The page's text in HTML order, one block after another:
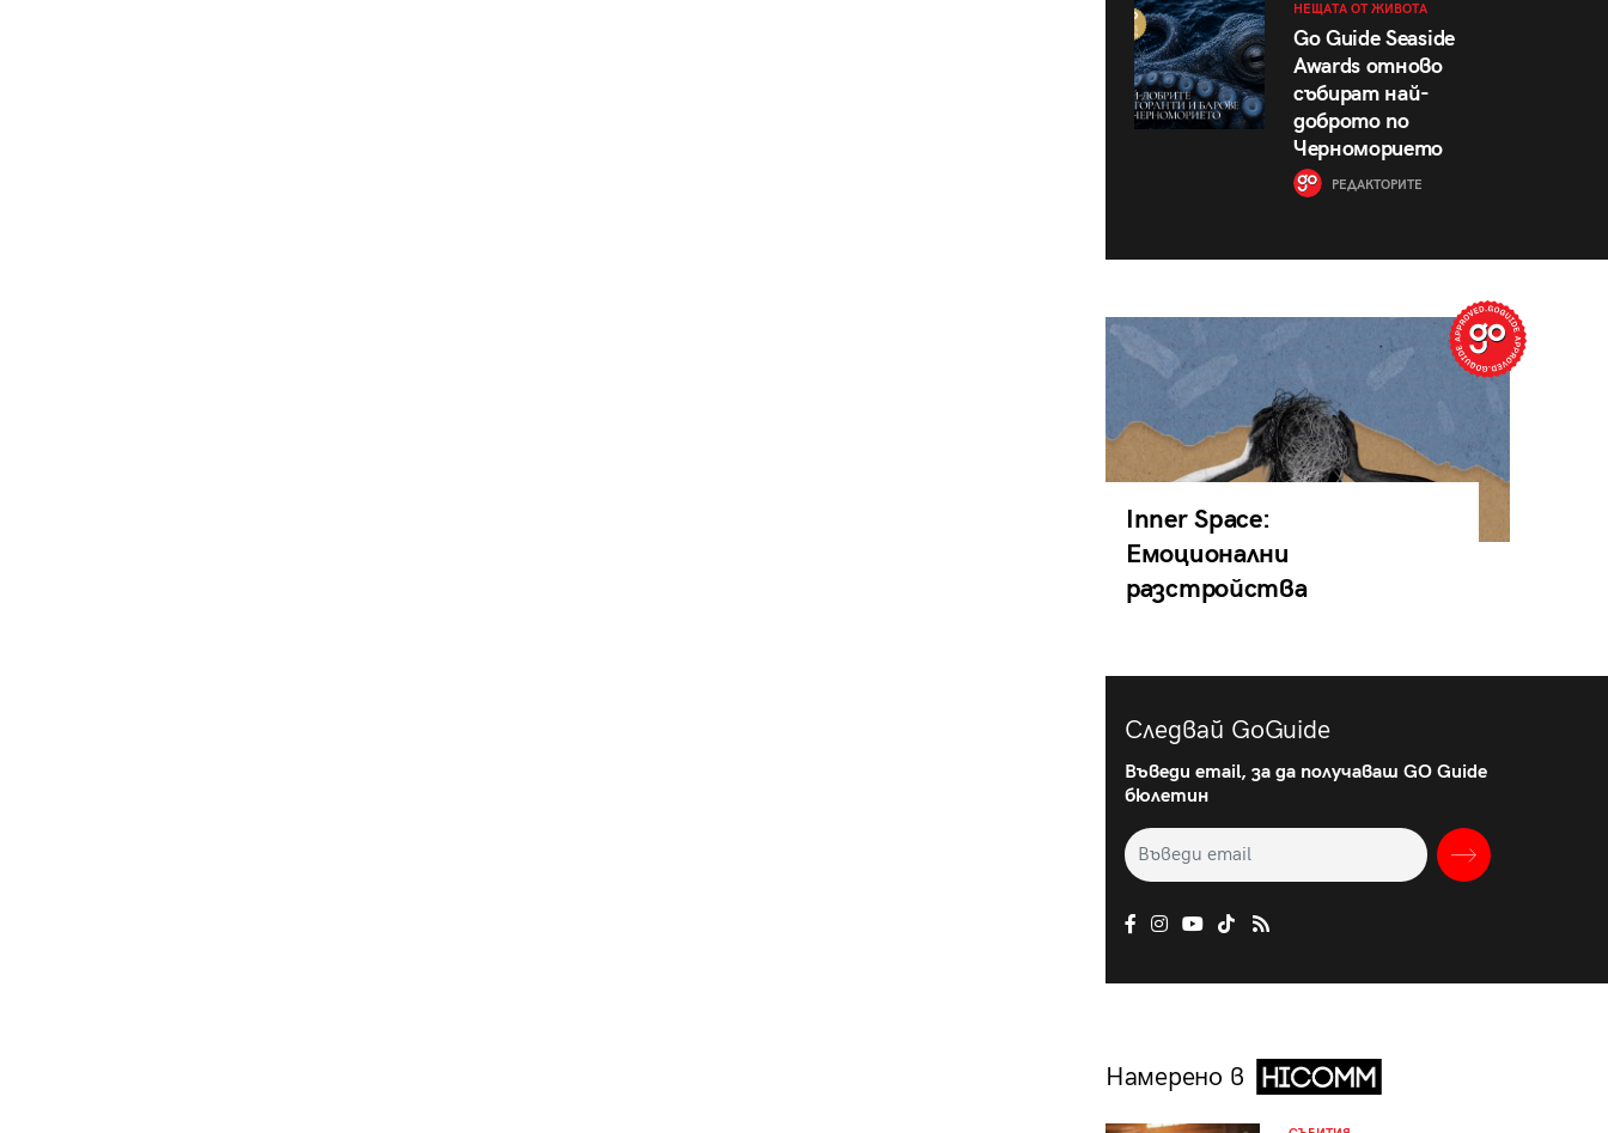
НЕЩАТА ОТ ЖИВОТА
Go Guide Seaside
Awards отново
събират най-
доброто по
Черноморието
РЕДАКТОРИТЕ
Inner Space:
Емоционални
разстройства
Следвай GoGuide
Въведи email, за да получаваш GO Guide
бюлетин
Намерено в